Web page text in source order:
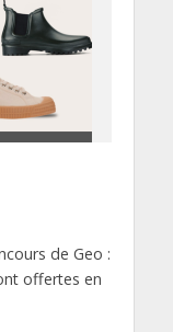
de Geo :
offertes en